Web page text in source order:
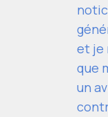
et je
que
un